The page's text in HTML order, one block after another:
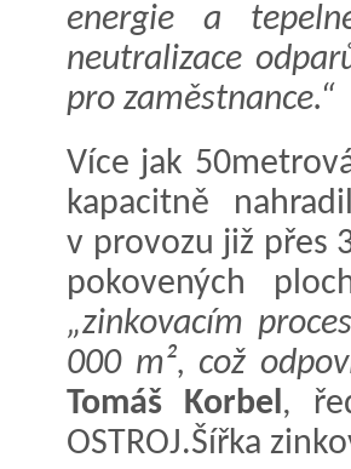
energie a
neutralizace
pro zaměstnance.“
Více jak
kapacitně
v provozu již přes
pokovených
„zinkovacím
000 m², což
Tomáš Korbel ,
OSTROJ.Šířka